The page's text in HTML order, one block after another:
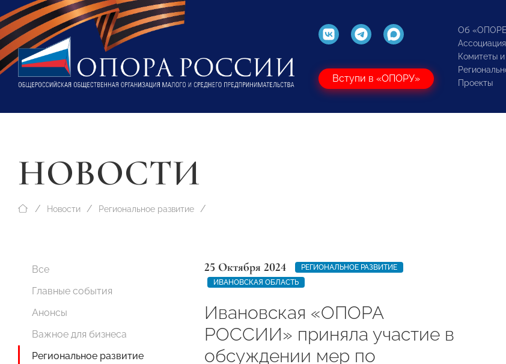
Вступи в «ОПОРУ»
Об
Комитеты
Проекты
НОВОСТИ
Новости Региональное развитие
Все
Главные события
Анонсы
Важное для бизнеса
Региональное развитие
25 Октября 2024
РЕГИОНАЛЬНОЕ РАЗВИТИЕ
ИВАНОВСКАЯ ОБЛАСТЬ
Ивановская «ОПОРА
РОССИИ» приняла участие в
обсуждении мер по